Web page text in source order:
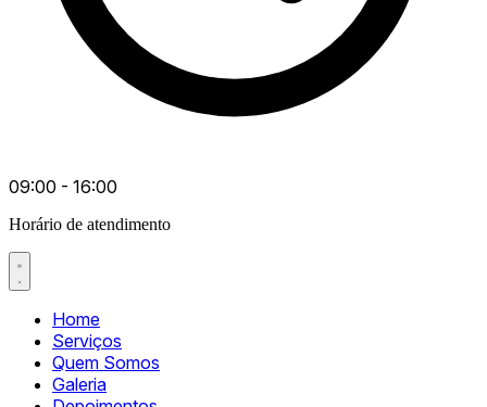
09:00 - 16:00
Horário de atendimento
Home
Serviços
Quem Somos
Galeria